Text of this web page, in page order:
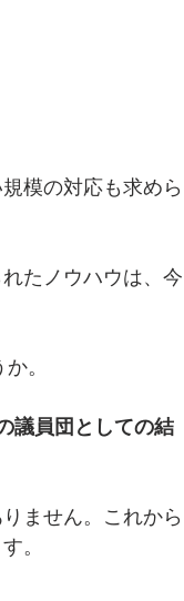
模の対応も求めら
たノウハウは、今
。
議員団としての結
ません。これから
。